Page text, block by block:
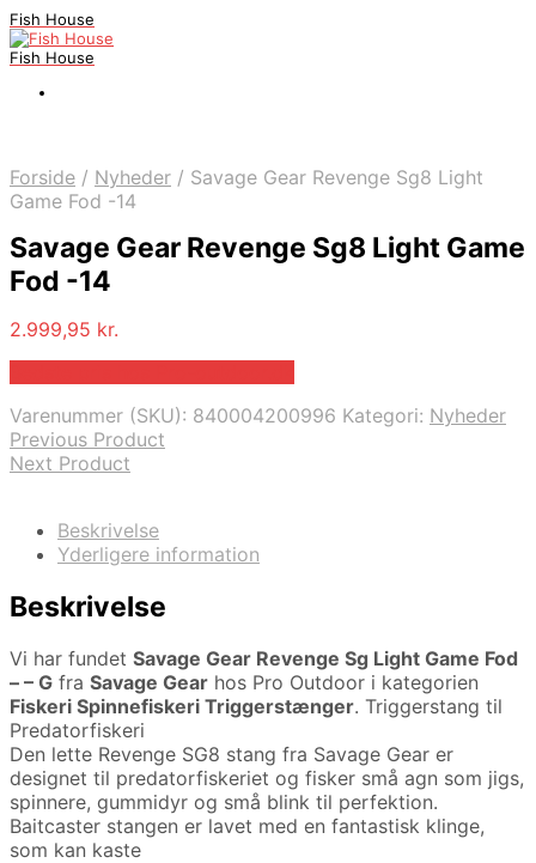
Fish House
Fish House
Forside / Nyheder / Savage Gear Revenge Sg8 Light
Game Fod -14
Savage Gear Revenge Sg8 Light Game
Fod -14
2.999,95 kr.
Varenummer (SKU): 840004200996 Kategori: Nyheder
Previous Product
Next Product
Beskrivelse
Yderligere information
Beskrivelse
Vi har fundet Savage Gear Revenge Sg Light Game Fod
– – G fra Savage Gear hos Pro Outdoor i kategorien
Fiskeri Spinnefiskeri Triggerstænger. Triggerstang til
Predatorfiskeri
Den lette Revenge SG8 stang fra Savage Gear er
designet til predatorfiskeriet og fisker små agn som jigs,
spinnere, gummidyr og små blink til perfektion.
Baitcaster stangen er lavet med en fantastisk klinge,
som kan kaste